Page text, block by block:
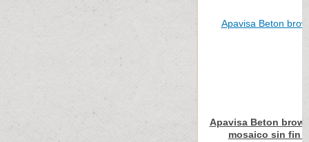
Apavisa Beton
mosaico sin fin